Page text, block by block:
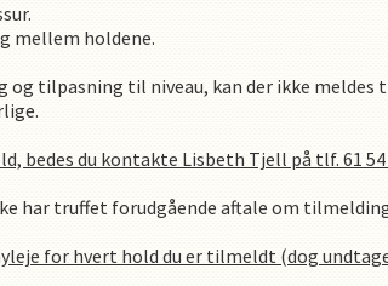
mellem holdene.
og tilpasning til niveau, kan der ikke
du kontakte Lisbeth Tjell på tlf. 61 54
har truffet forudgående aftale om
for hvert hold du er tilmeldt (dog